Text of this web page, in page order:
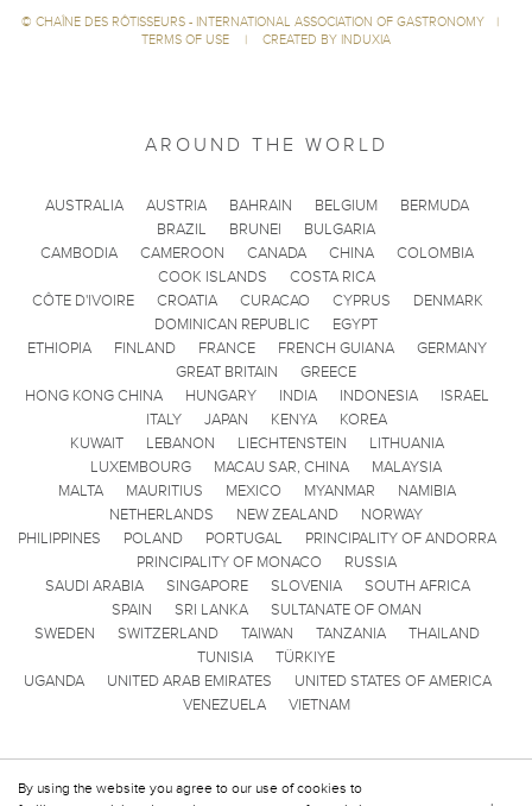
By using the website you agree to our use of cookies to
© CHAÎNE DES RÔTISSEURS - INTERNATIONAL ASSOCIATION OF GASTRONOMY
|
TERMS OF USE
| CREATED BY INDUXIA
AROUND THE WORLD
AUSTRALIA AUSTRIA BAHRAIN BELGIUM
BERMUDA
BRAZIL
BRUNEI
BULGARIA
CAMBODIA
CAMEROON CANADA CHINA
COLOMBIA
COOK ISLANDS
COSTA RICA
CÔTE D'IVOIRE
CROATIA CURACAO CYPRUS
DENMARK
DOMINICAN REPUBLIC
EGYPT
ETHIOPIA
FINLAND FRANCE FRENCH GUIANA
GERMANY
GREAT BRITAIN
GREECE
HONG KONG CHINA
HUNGARY INDIA INDONESIA
ISRAEL
ITALY
JAPAN KENYA
KOREA
KUWAIT
LEBANON LIECHTENSTEIN
LITHUANIA
LUXEMBOURG
MACAU SAR, CHINA
MALAYSIA
MALTA
MAURITIUS MEXICO MYANMAR
NAMIBIA
NETHERLANDS
NEW ZEALAND
NORWAY
PHILIPPINES
POLAND PORTUGAL
PRINCIPALITY OF ANDORRA
PRINCIPALITY OF MONACO
RUSSIA
SAUDI ARABIA
SINGAPORE SLOVENIA
SOUTH AFRICA
SPAIN
SRI LANKA
SULTANATE OF OMAN
SWEDEN
SWITZERLAND TAIWAN TANZANIA
THAILAND
TUNISIA
TÜRKIYE
UGANDA
UNITED ARAB EMIRATES
UNITED STATES OF AMERICA
VENEZUELA
VIETNAM